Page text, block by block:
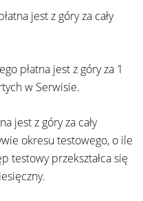
jest z góry za cały
płatna jest z góry za 1
w Serwisie.
jest z góry za cały
okresu testowego, o ile
testowy przekształca się